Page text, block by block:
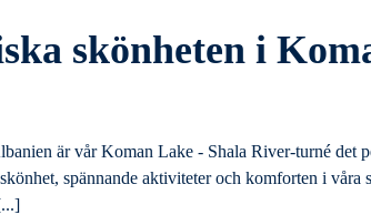
skönheten i
är vår Koman Lake - Shala River-turné det
spännande aktiviteter och komforten i våra